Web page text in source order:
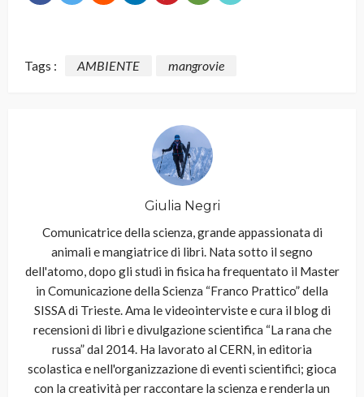
Tags : AMBIENTE mangrovie
Giulia Negri
Comunicatrice della scienza, grande appassionata di
animali e mangiatrice di libri. Nata sotto il segno
dell'atomo, dopo gli studi in fisica ha frequentato il Master
in Comunicazione della Scienza “Franco Prattico” della
SISSA di Trieste. Ama le videointerviste e cura il blog di
recensioni di libri e divulgazione scientifica “La rana che
russa” dal 2014. Ha lavorato al CERN, in editoria
scolastica e nell'organizzazione di eventi scientifici; gioca
con la creatività per raccontare la scienza e renderla un